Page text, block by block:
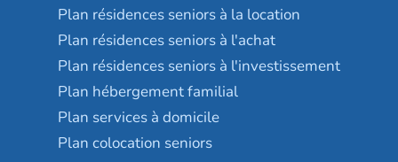
Plan résidences seniors à la location
Plan résidences seniors à l'achat
Plan résidences seniors à l'investissement
Plan hébergement familial
Plan services à domicile
Plan colocation seniors